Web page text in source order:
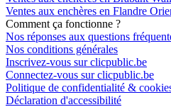
Ventes aux enchères en Flandre
Comment ça fonctionne ?
Nos réponses aux questions
Nos conditions générales
Inscrivez-vous sur clicpublic.be
Connectez-vous sur clicpublic.be
Politique de confidentialité &
Déclaration d'accessibilité